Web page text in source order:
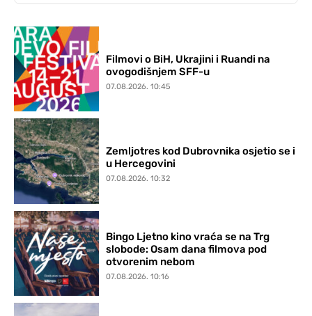
Filmovi o BiH, Ukrajini i Ruandi na
ovogodišnjem SFF-u
07.08.2026. 10:45
Zemljotres kod Dubrovnika osjetio se i
u Hercegovini
07.08.2026. 10:32
Bingo Ljetno kino vraća se na Trg
slobode: Osam dana filmova pod
otvorenim nebom
07.08.2026. 10:16